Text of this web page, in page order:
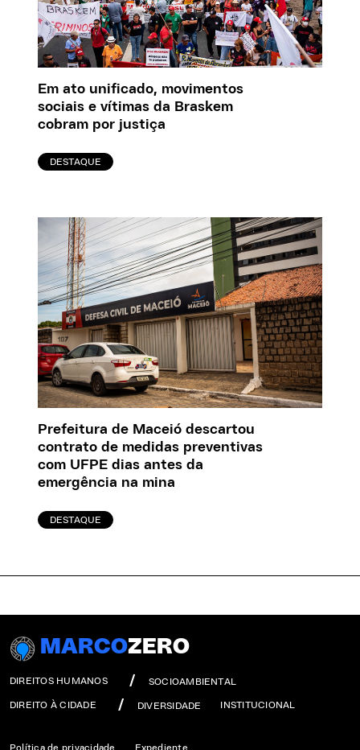
Em ato unificado, movimentos
sociais e vítimas da Braskem
cobram por justiça
DESTAQUE
Prefeitura de Maceió descartou
contrato de medidas preventivas
com UFPE dias antes da
emergência na mina
DESTAQUE
MARCOZERO
DIREITOS HUMANOS SOCIOAMBIENTAL
DIREITO À CIDADE DIVERSIDADE INSTITUCIONAL
Política de privacidade Expediente